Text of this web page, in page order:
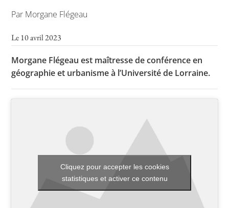
Lettre d’information de l’APHG
Toutes les actualités
Les rendez-vous de l’APHG
Concours de recrutement
Concours scolaires
Conférences, tables rondes
Critique d’ouvrages publiés
Par Morgane Flégeau
Le 10 avril 2023
Morgane Flégeau est maîtresse de conférence en
géographie et urbanisme à l’Université de Lorraine.
Cliquez pour accepter les cookies
statistiques et activer ce contenu